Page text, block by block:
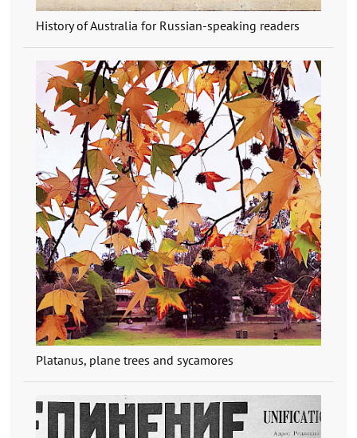
History of Australia for Russian-speaking readers
Platanus, plane trees and sycamores